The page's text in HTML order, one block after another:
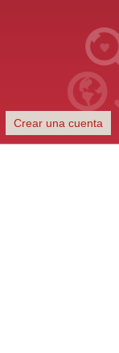
Crear una cuenta